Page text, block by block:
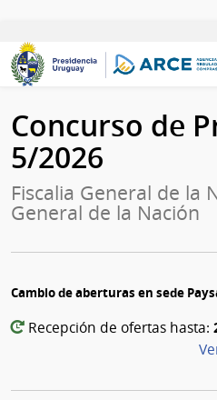
Concurso de
5/2026
Fiscalia General de la
General de la Nación
Cambio de aberturas en sede
Recepción de ofertas hasta: